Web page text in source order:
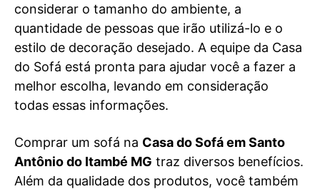
considerar o tamanho do ambiente, a
quantidade de pessoas que irão utilizá-lo e o
estilo de decoração desejado. A equipe da Casa
do Sofá está pronta para ajudar você a fazer a
melhor escolha, levando em consideração
todas essas informações.
Comprar um sofá na Casa do Sofá em Santo
Antônio do Itambé MG traz diversos benefícios.
Além da qualidade dos produtos, você também